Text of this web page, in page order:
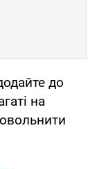
до
на